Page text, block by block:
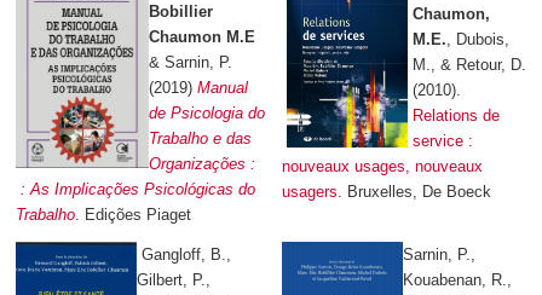
Bobillier
Chaumon M.E
& Sarnin, P.
(2019) Manual
de Psicologia do
Trabalho e das
Organizações :
: As Implicações Psicológicas do
Trabalho . Edições Piaget
Chaumon,
M.E., Dubois,
M., & Retour, D.
(2010).
Relations de
service :
nouveaux usages, nouveaux
usagers. Bruxelles, De Boeck
Gangloff, B.,
Gilbert, P.,
Sarnin, P.,
Kouabenan, R.,